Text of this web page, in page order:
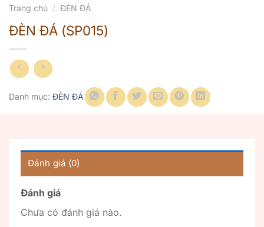
Trang chủ / ĐÈN ĐÁ
ĐÈN ĐÁ (SP015)
Danh mục: ĐÈN ĐÁ
Đánh giá (0)
Đánh giá
Chưa có đánh giá nào.